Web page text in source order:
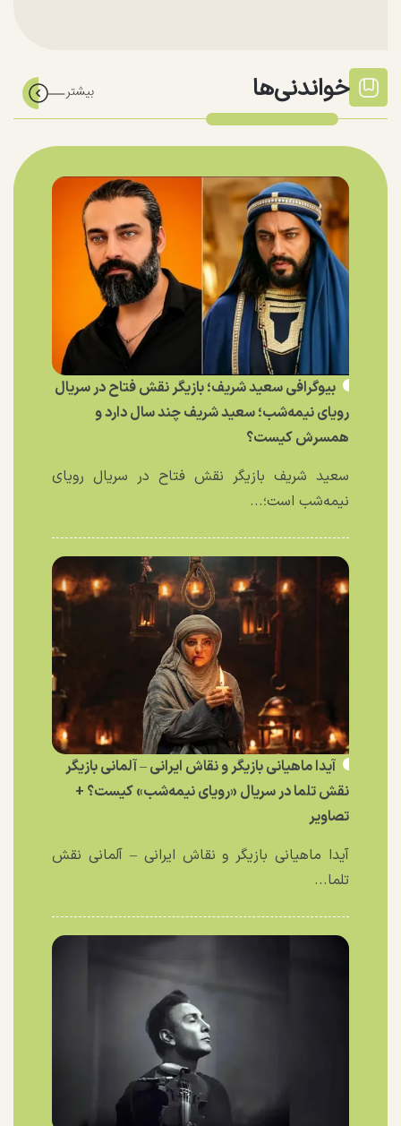
خواندنی‌ها
بیوگرافی سعید شریف؛ بازیگر نقش فتاح در سریال
رویای نیمه‌شب؛ سعید شریف چند سال دارد و
همسرش کیست؟
سعید شریف بازیگر نقش فتاح در سریال رویای
نیمه‌شب است؛...
آیدا ماهیانی بازیگر و نقاش ایرانی – آلمانی بازیگر
نقش تلما در سریال «رویای نیمه‌شب» کیست؟ +
تصاویر
آیدا ماهیانی بازیگر و نقاش ایرانی – آلمانی نقش
تلما...